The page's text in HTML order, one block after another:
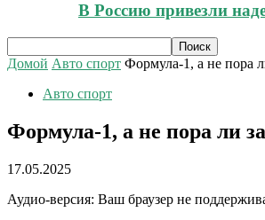
В Россию привезли
Домой Авто спорт Формула-1, а не пора
Авто спорт
Формула-1, а не пора ли
17.05.2025
Аудио-версия: Ваш браузер не